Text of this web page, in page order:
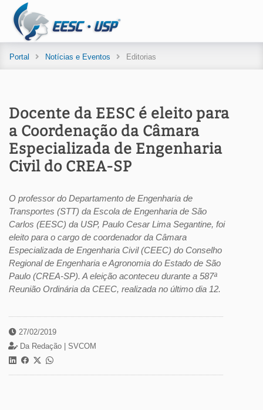
Portal Notícias e Eventos Editorias
Docente da EESC é eleito para
a Coordenação da Câmara
Especializada de Engenharia
Civil do CREA-SP
O professor do Departamento de Engenharia de
Transportes (STT) da Escola de Engenharia de São
Carlos (EESC) da USP, Paulo Cesar Lima Segantine, foi
eleito para o cargo de coordenador da Câmara
Especializada de Engenharia Civil (CEEC) do Conselho
Regional de Engenharia e Agronomia do Estado de São
Paulo (CREA-SP). A eleição aconteceu durante a 587ª
Reunião Ordinária da CEEC, realizada no último dia 12.
27/02/2019
Da Redação | SVCOM